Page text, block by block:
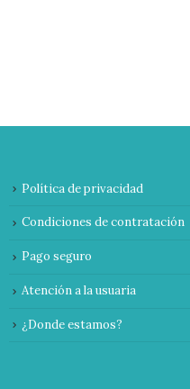
Política de privacidad
Condiciones de contratación
Pago seguro
Atención a la usuaria
¿Donde estamos?